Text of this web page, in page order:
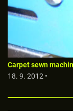
Carpet sewn
18. 9. 2012 •